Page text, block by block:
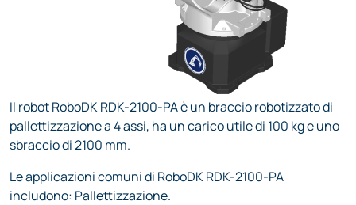
Il robot RoboDK RDK-2100-PA è un braccio robotizzato di
pallettizzazione a 4 assi, ha un carico utile di 100 kg e uno
sbraccio di 2100 mm.
Le applicazioni comuni di RoboDK RDK-2100-PA
includono: Pallettizzazione.